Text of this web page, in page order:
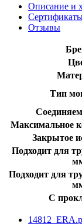
Описание и
Отзывы
Тип
Максимальное
Закрытое
Подходит для
Подходит для
С